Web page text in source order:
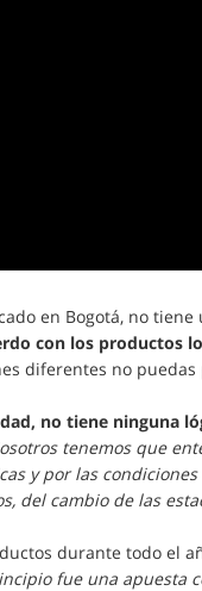
en Bogotá, no
con los productos
diferentes no
no tiene ninguna
tenemos que
y por las
del cambio de las
durante todo el
fue una apuesta